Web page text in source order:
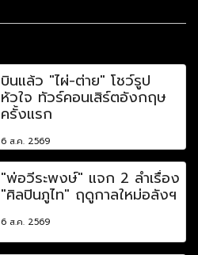
บินแล้ว "ไผ่-ต่าย" โชว์รูป
หัวใจ ทัวร์คอนเสิร์ตอังกฤษ
ครั้งแรก
6 ส.ค. 2569
"พ่อวีระพงษ์" แจก 2 ลำเรื่อง
"ศิลปินภูไท" ฤดูกาลใหม่อลังฯ
6 ส.ค. 2569